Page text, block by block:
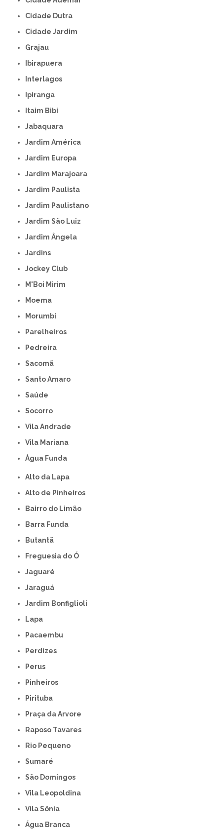
Cidade Dutra
Cidade Jardim
Grajau
Ibirapuera
Interlagos
Ipiranga
Itaim Bibi
Jabaquara
Jardim América
Jardim Europa
Jardim Marajoara
Jardim Paulista
Jardim Paulistano
Jardim São Luiz
Jardim Ângela
Jardins
Jockey Club
M'Boi Mirim
Moema
Morumbi
Parelheiros
Pedreira
Sacomã
Santo Amaro
Saúde
Socorro
Vila Andrade
Vila Mariana
Água Funda
Alto da Lapa
Alto de Pinheiros
Bairro do Limão
Barra Funda
Butantã
Freguesia do Ó
Jaguaré
Jaraguá
Jardim Bonfiglioli
Lapa
Pacaembu
Perdizes
Perus
Pinheiros
Pirituba
Praça da Arvore
Raposo Tavares
Rio Pequeno
Sumaré
São Domingos
Vila Leopoldina
Vila Sônia
Água Branca